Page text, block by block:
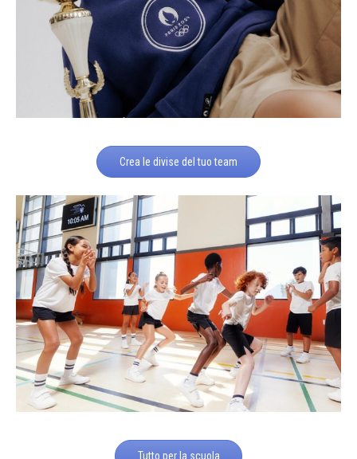
Crea le divise del tuo team
Tutto per la scuola